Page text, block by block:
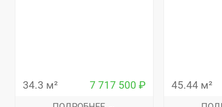
34.3 м² 7 717 500 ₽ 45.44 м²